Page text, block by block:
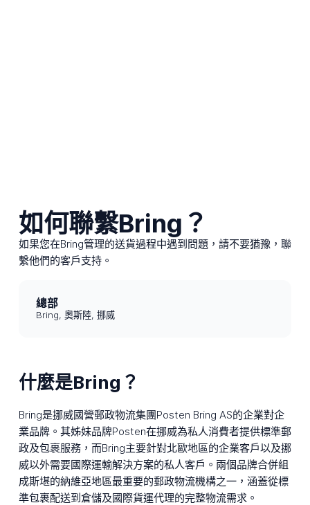
如何聯繫Bring？
如果您在Bring管理的送貨過程中遇到問題，請不要猶豫，聯
繫他們的客戶支持。
總部
Bring, 奧斯陸, 挪威
什麼是Bring？
Bring是挪威國營郵政物流集團Posten Bring AS的企業對企
業品牌。其姊妹品牌Posten在挪威為私人消費者提供標準郵
政及包裹服務，而Bring主要針對北歐地區的企業客戶以及挪
威以外需要國際運輸解決方案的私人客戶。兩個品牌合併組
成斯堪的納維亞地區最重要的郵政物流機構之一，涵蓋從標
準包裹配送到倉儲及國際貨運代理的完整物流需求。